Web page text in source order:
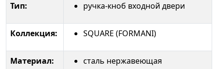
Тип:
ручка-кноб входной двери
Коллекция: SQUARE (FORMANI)
Материал: сталь нержавеющая